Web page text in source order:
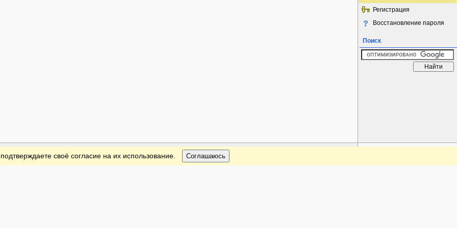
Регистрация
Восстановление пароля
Поиск
своё согласие на их использование. Соглашаюсь